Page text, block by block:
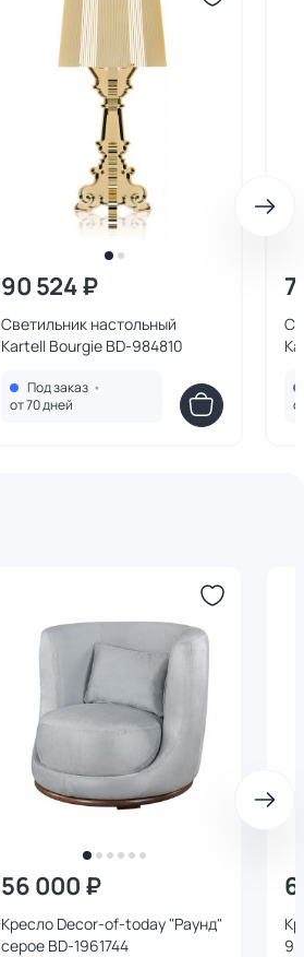
90 524 ₽
Светильник настольный
Kartell Bourgie BD-984810
Под заказ •
от 70 дней
56 000 ₽
Кресло Decor-of-today "Раунд"
серое BD-1961744